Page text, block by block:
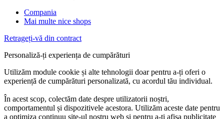
Compania
Mai multe nice shops
Retrageți-vă din contract
Personaliză-ți experiența de cumpărături
Utilizăm module cookie și alte tehnologii doar pentru a-ți oferi o
experiență de cumpărături personalizată, cu acordul tău individual.
În acest scop, colectăm date despre utilizatorii noștri,
comportamentul și dispozitivele acestora. Utilizăm aceste date pentru
a optimiza continuu site-ul nostru web și pentru a-ți afișa publicitate